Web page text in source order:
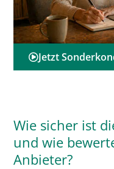
Jetzt
Wie sicher ist
und wie
Anbieter?